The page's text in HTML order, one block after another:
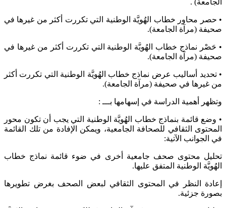
• حصر محاور خطاب الهُويَّة الوطنية التي تكررت أكثر من غيرها في
صحيفة (مرآة الجامعة).
• حَصْر نماذج خطاب الهُويَّة الوطنية التي تكررت أكثر من غيرها في
صحيفة (مرآة الجامعة).
• تحديد أساليب عرض نماذج خطاب الهُويَّة الوطنية التي تكررت أكثر
من غيرها في صحيفة (مرآة الجامعة).
وتظهر أهمية الدراسة في إسهامها بـــ :
• وضع قائمة بنماذج خطاب الهُويَّة الوطنية التي يجب أن تكون محور
المحتوى الثقافي للصحافة الجامعية، ويمكن الإفادة من تلك القائمة
في الجوانب الآتية:
تحليل محتوى صحف جامعية أخرى في ضوء قائمة نماذج خطاب
الهُويَّة الوطنية المتفق عليها.
إعادة النظر في المحتوى الثقافي لبعض الصحف بغرض تطويرها
بصورة جزئية.